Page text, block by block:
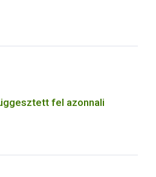
fel azonnali